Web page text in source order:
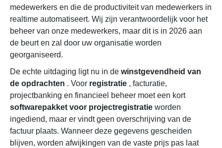
medewerkers en die de productiviteit van medewerkers in
realtime automatiseert. Wij zijn verantwoordelijk voor het
beheer van onze medewerkers, maar dit is in 2026 aan
de beurt en zal door uw organisatie worden
georganiseerd.
De echte uitdaging ligt nu in de winstgevendheid van
de opdrachten . Voor registratie , facturatie,
projectbanking en financieel beheer moet een kort
softwarepakket voor projectregistratie worden
ingediend, maar er vindt geen overschrijving van de
factuur plaats. Wanneer deze gegevens gescheiden
blijven, worden afwijkingen van de vaste prijs pas laat